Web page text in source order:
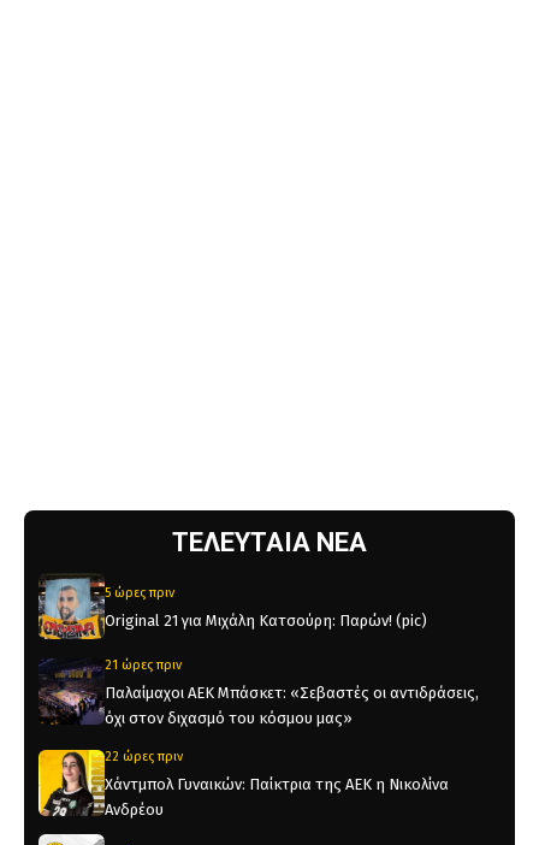
ΤΕΛΕΥΤΑΙΑ ΝΕΑ
5 ώρες πριν
Original 21 για Μιχάλη Κατσούρη: Παρών! (pic)
21 ώρες πριν
Παλαίμαχοι ΑΕΚ Μπάσκετ: «Σεβαστές οι αντιδράσεις,
όχι στον διχασμό του κόσμου μας»
22 ώρες πριν
Χάντμπολ Γυναικών: Παίκτρια της ΑΕΚ η Νικολίνα
Ανδρέου